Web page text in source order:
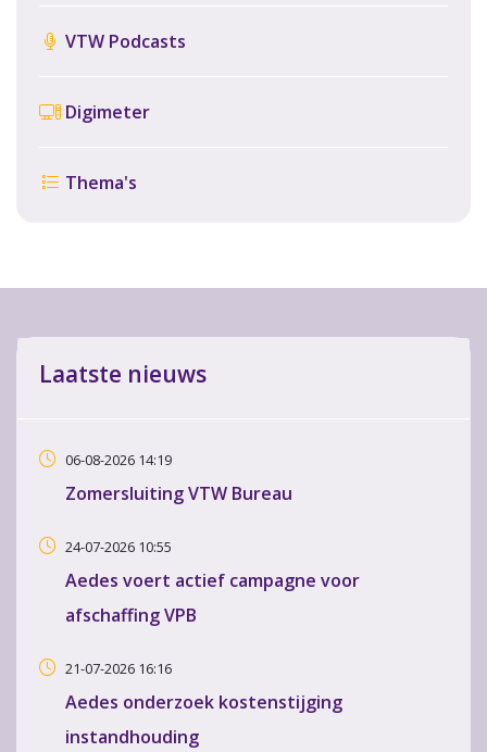
VTW Podcasts
Digimeter
Thema's
Laatste nieuws
06-08-2026 14:19
Zomersluiting VTW Bureau
24-07-2026 10:55
Aedes voert actief campagne voor
afschaffing VPB
21-07-2026 16:16
Aedes onderzoek kostenstijging
instandhouding